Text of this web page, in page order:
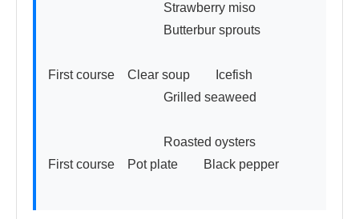
Strawberry miso
Butterbur sprouts
First course　Clear soup　　Icefish
Grilled seaweed
Roasted oysters
First course　Pot plate　　Black pepper